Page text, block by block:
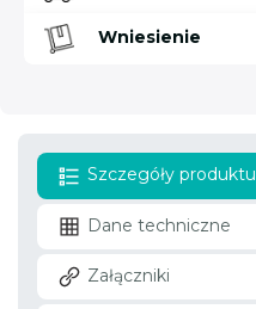
Wniesienie
Szczegóły produktu
Dane techniczne
Załączniki